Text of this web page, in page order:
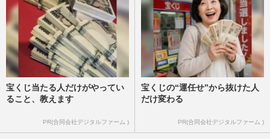
宝くじ当たる人だけがやってい
ること、教えます
PR(合同会社デジタルファーム )
宝くじの“運任せ”から抜けた人
だけ変わる
PR(合同会社デジタルファーム )